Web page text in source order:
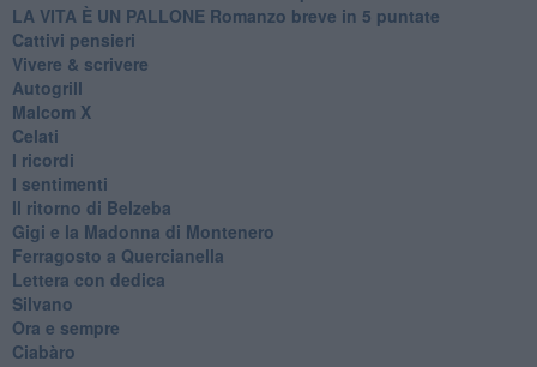
LA VITA È UN PALLONE Romanzo breve in 5 puntate
Cattivi pensieri
Vivere & scrivere
Autogrill
Malcom X
Celati
I ricordi
I sentimenti
Il ritorno di Belzeba
Gigi e la Madonna di Montenero
Ferragosto a Quercianella
Lettera con dedica
Silvano
Ora e sempre
Ciabàro